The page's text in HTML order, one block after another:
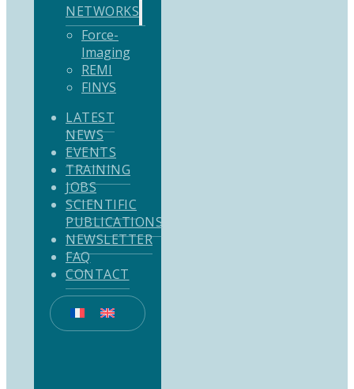
NETWORKS
Force-
Imaging
REMI
FINYS
LATEST
NEWS
EVENTS
TRAINING
JOBS
SCIENTIFIC
PUBLICATIONS
NEWSLETTER
FAQ
CONTACT